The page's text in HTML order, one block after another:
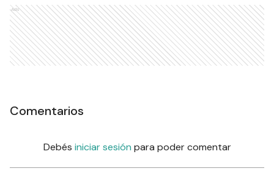
Ads
Comentarios
Debés iniciar sesión para poder comentar